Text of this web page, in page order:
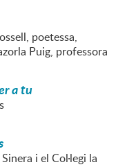
poetessa,
Puig, professora
a tu
i el Col·legi la